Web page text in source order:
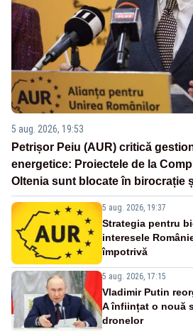
5 aug. 2026, 19:53
Petrișor Peiu (AUR) critică
energetice: Proiectele de la
Oltenia sunt blocate în birocrație
5 aug. 2026, 19:37
Strategia pentru
interesele
împotrivă
5 aug. 2026, 17:15
Vladimir Putin
A înființat o nouă
dronelor